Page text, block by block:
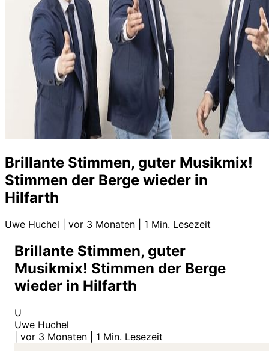
Brillante Stimmen, guter Musikmix!
Stimmen der Berge wieder in
Hilfarth
Uwe Huchel vor 3 Monaten 1 Min. Lesezeit
Brillante Stimmen, guter
Musikmix! Stimmen der Berge
wieder in Hilfarth
U
Uwe Huchel
vor 3 Monaten 1 Min. Lesezeit